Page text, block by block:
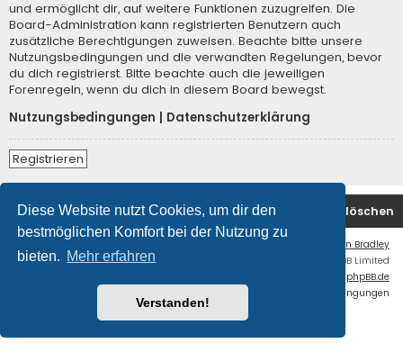
Diese Website nutzt Cookies, um dir den
bestmöglichen Komfort bei der Nutzung zu
bieten. Mehr erfahren
Verstanden!
und ermöglicht dir, auf weitere Funktionen zuzugreifen. Die
Board-Administration kann registrierten Benutzern auch
zusätzliche Berechtigungen zuweisen. Beachte bitte unsere
Nutzungsbedingungen und die verwandten Regelungen, bevor
du dich registrierst. Bitte beachte auch die jeweiligen
Forenregeln, wenn du dich in diesem Board bewegst.
Nutzungsbedingungen
Datenschutzerklärung
Registrieren
Startseite Foren-Übersicht Alle Cookies löschen
Ian Bradley
Powered by
® Forum Software © phpBB Limited
phpBB.de
Nutzungsbedingungen